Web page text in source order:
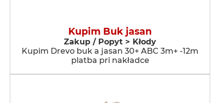
Kupim Buk jasan
Zakup / Popyt > Kłody
Kupim Drevo buk a jasan 30+ ABC 3m+ -12m
platba pri nakładce